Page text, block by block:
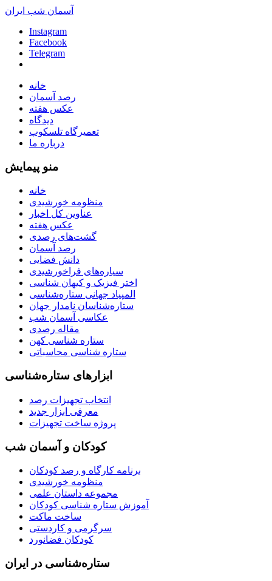
آسمان شب ایران
Instagram
Facebook
Telegram
خانه
رصد آسمان
عکس هفته
دیدگاه
تعمیرگاه تلسکوپ
درباره ما
منو پیمایش
خانه
منظومه خورشیدی
عناوین کل اخبار
عکس هفته
گشت‌های رصدی
رصد آسمان
دانش فضایی
سیاره‌های فراخورشیدی
اختر فیزیک و کیهان شناسی
المپیاد جهانی ستاره‌شناسی
ستاره‌شناسان نامدار جهان
عکاسی آسمان شب
مقاله رصدی
ستاره شناسی کهن
ستاره شناسی محاسباتی
ابزارهای ستاره‌شناسی
انتخاب تجهیزات رصد
معرفی ابزار جدید
پروژه ساخت تجهیزات
کودکان و آسمان شب
برنامه‌ کارگاه و رصد کودکان
منظومه خورشیدی
مجموعه داستان علمی
آموزش ستاره شناسی کودکان
ساخت ماکت
سرگرمی و کاردستی
کودکان فضانورد
ستاره‌شناسی در ایران